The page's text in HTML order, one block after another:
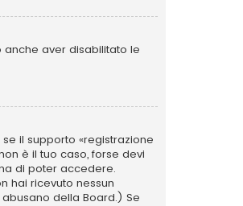
anche aver disabilitato le
il supporto «registrazione
è il tuo caso, forse devi
di poter accedere.
hai ricevuto nessun
della Board.) Se